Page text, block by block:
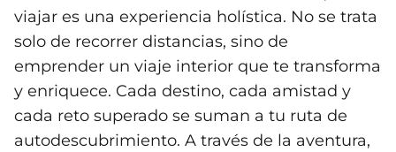
viajar es una experiencia holística. No se trata
solo de recorrer distancias, sino de
emprender un viaje interior que te transforma
y enriquece. Cada destino, cada amistad y
cada reto superado se suman a tu ruta de
autodescubrimiento. A través de la aventura,